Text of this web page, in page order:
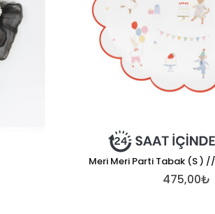
Meri Meri Parti Tabak (S )
475,00₺